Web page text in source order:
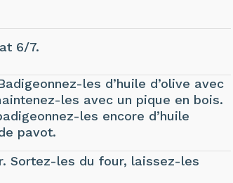
6/7.
les d’huile d’olive avec
les avec un pique en bois.
les encore d’huile
pavot.
Sortez-les du four, laissez-les